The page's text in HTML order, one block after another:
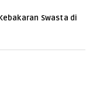
Swasta di